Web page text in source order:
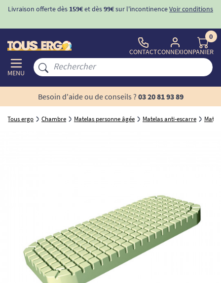
Livraison offerte dès 159€et dès99€sur l'incontinenceVoir conditions
MENU
CONTACTCONNEXION
0
PANIER
Besoin d'aide ou de conseils ? 03 20 81 93 89
Tous ergo Chambre Matelas personne âgée Matelas anti-escarre